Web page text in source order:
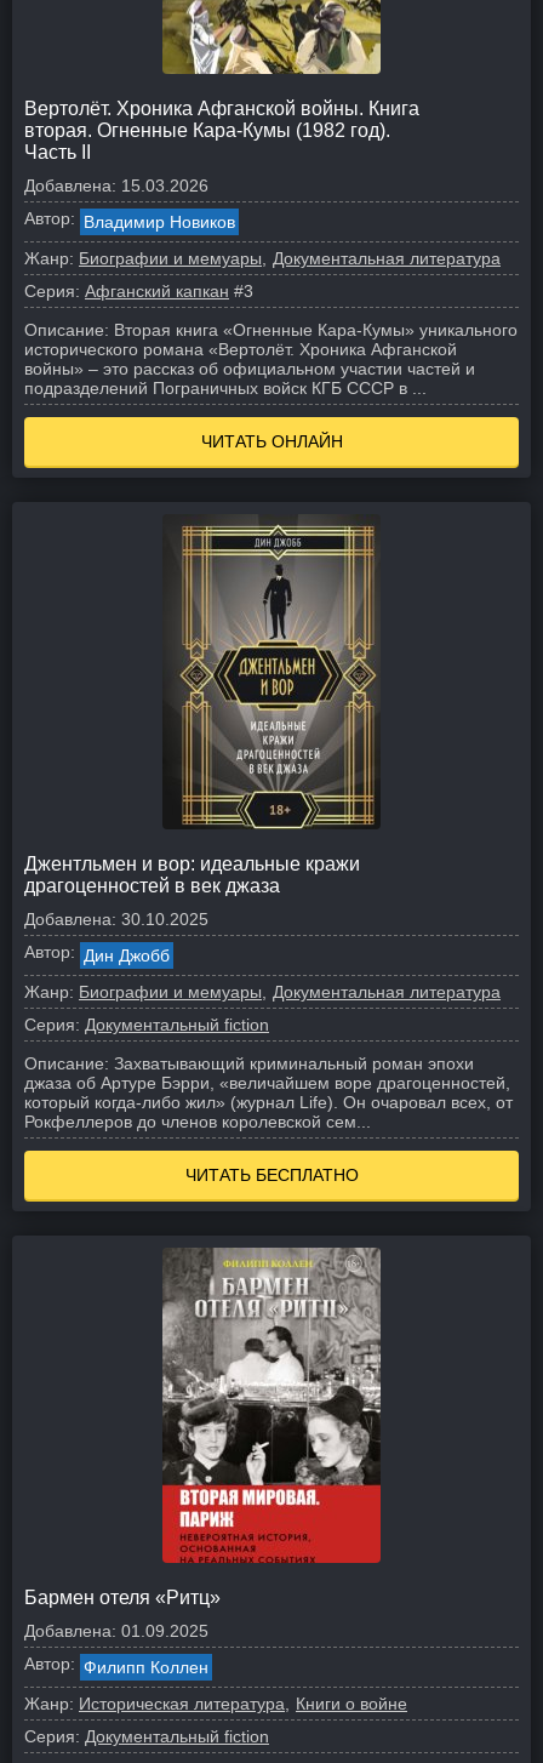
Вертолёт. Хроника Афганской войны. Книга
вторая. Огненные Кара-Кумы (1982 год).
Часть II
Добавлена: 15.03.2026
Автор: Владимир Новиков
Жанр: Биографии и мемуары
Документальная литература
Серия: Афганский капкан #3
Описание: Вторая книга «Огненные Кара-Кумы» уникального
исторического романа «Вертолёт. Хроника Афганской
войны» – это рассказ об официальном участии частей и
подразделений Пограничных войск КГБ СССР в ...
ЧИТАТЬ ОНЛАЙН
Джентльмен и вор: идеальные кражи
драгоценностей в век джаза
Добавлена: 30.10.2025
Автор: Дин Джобб
Жанр: Биографии и мемуары
Документальная литература
Серия: Документальный fiction
Описание: Захватывающий криминальный роман эпохи
джаза об Артуре Бэрри, «величайшем воре драгоценностей,
который когда-либо жил» (журнал Life). Он очаровал всех, от
Рокфеллеров до членов королевской сем...
ЧИТАТЬ БЕСПЛАТНО
Бармен отеля «Ритц»
Добавлена: 01.09.2025
Автор: Филипп Коллен
Жанр: Историческая литература
Книги о войне
Серия: Документальный fiction